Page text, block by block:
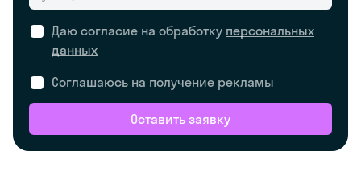
Даю согласие на обработку персональных
данных
Соглашаюсь на получение рекламы
Оставить заявку